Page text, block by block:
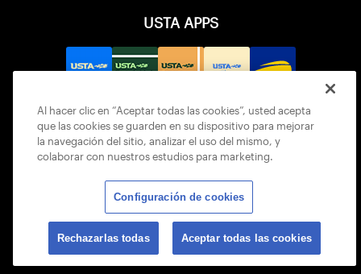
USTA APPS
© 2026 USTA ALL RIGHTS RESERVED
Al hacer clic en “Aceptar todas las cookies”, usted acepta
que las cookies se guarden en su dispositivo para mejorar
la navegación del sitio, analizar el uso del mismo, y
colaborar con nuestros estudios para marketing.
Configuración de cookies
Rechazarlas todas Aceptar todas las cookies